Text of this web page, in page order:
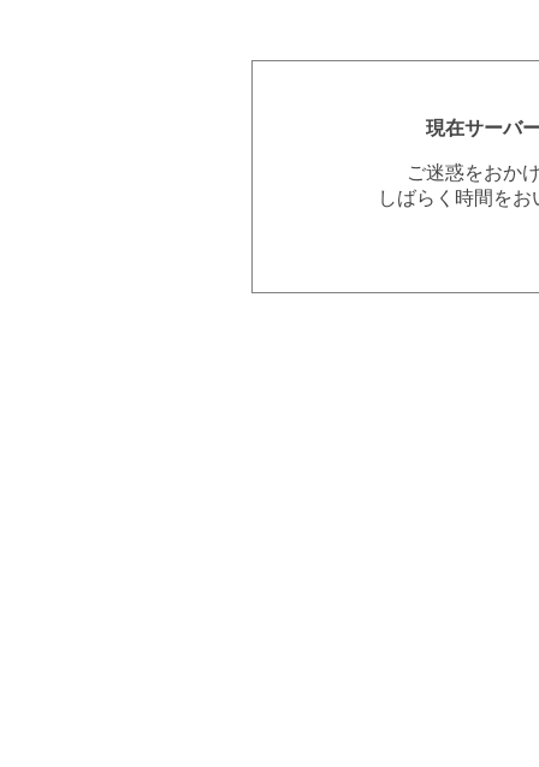
現在サーバ
ご迷惑をおか
しばらく時間を